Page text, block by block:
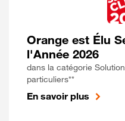
Orange est Élu
l'Année 2026
dans la catégorie
particuliers**
En savoir plus